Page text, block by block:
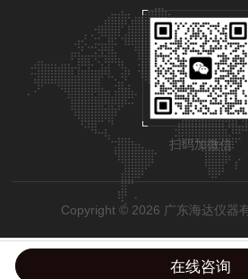
扫码加微信
Copyright © 2026 广东海达仪器
粤公网安备44190002002798
在线咨询